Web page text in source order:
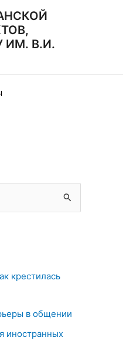
ИМ. В.И.
крестилась
в общении
иностранных